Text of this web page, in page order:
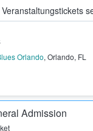
kaufen &
Orlando, Orlando, FL
Admission